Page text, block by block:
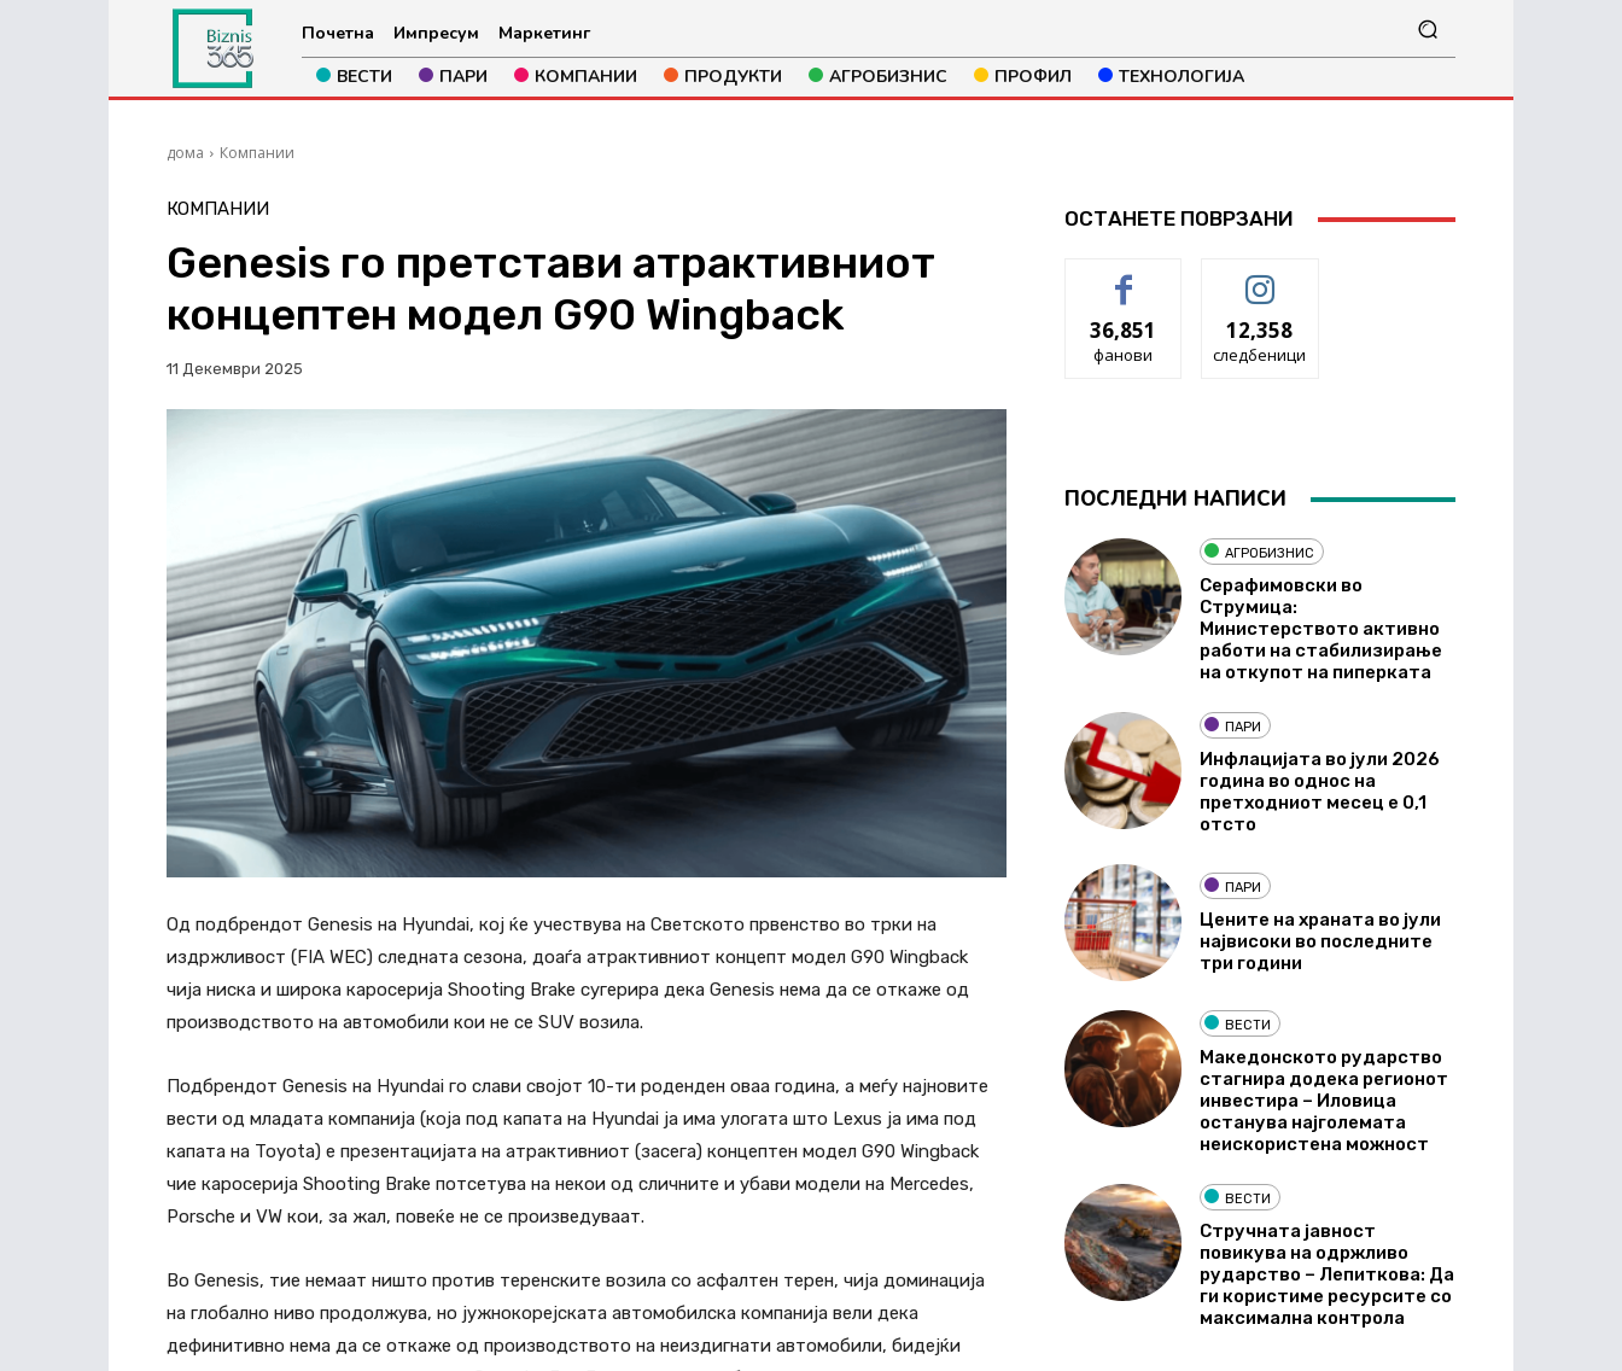
Почетна Импресум
Маркетинг
ВЕСТИ
ПАРИ КОМПАНИИ ПРОДУКТИ АГРОБИЗНИС ПРОФИЛ ТЕХНОЛОГИЈА
дома Компании
КОМПАНИИ
Genesis го претстави атрактивниот
концептен модел G90 Wingback
11 Декември 2025
Од подбрендот Genesis на Hyundai, кој ќе учествува на Светското првенство во трки на
издржливост (FIA WEC) следната сезона, доаѓа атрактивниот концепт модел G90 Wingback
чија ниска и широка каросерија Shooting Brake сугерира дека Genesis нема да се откаже од
производството на автомобили кои не се SUV возила.
Подбрендот Genesis на Hyundai го слави својот 10-ти роденден оваа година, а меѓу најновите
вести од младата компанија (која под капата на Hyundai ја има улогата што Lexus ја има под
капата на Toyota) е презентацијата на атрактивниот (засега) концептен модел G90 Wingback
чие каросерија Shooting Brake потсетува на некои од сличните и убави модели на Mercedes,
Porsche и VW кои, за жал, повеќе не се произведуваат.
Во Genesis, тие немаат ништо против теренските возила со асфалтен терен, чија доминација
на глобално ниво продолжува, но јужнокорејската автомобилска компанија вели дека
дефинитивно нема да се откаже од производството на неиздигнати автомобили, бидејќи
ОСТАНЕТЕ ПОВРЗАНИ
36,851
фанови
12,358
следбеници
ПОСЛЕДНИ НАПИСИ
АГРОБИЗНИС
Серафимовски во
Струмица:
Министерството активно
работи на стабилизирање
на откупот на пиперката
ПАРИ
Инфлацијата во јули 2026
година во однос на
претходниот месец е 0,1
отсто
ПАРИ
Цените на храната во јули
највисоки во последните
три години
ВЕСТИ
Македонското рударство
стагнира додека регионот
инвестира – Иловица
останува најголемата
неискористена можност
ВЕСТИ
Стручната јавност
повикува на одржливо
рударство – Лепиткова: Да
ги користиме ресурсите со
максимална контрола